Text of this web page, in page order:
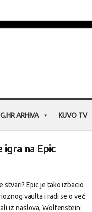
ARHIVA KUVO TV
na Epic
stvari? Epic je tako izbacio
vaulta i radi se o već
iz naslova, Wolfenstein: